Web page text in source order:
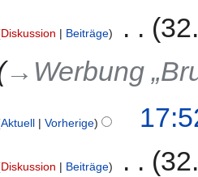
Diskussion Beiträge
→‎Werbung
Aktuell Vorherige
Diskussion Beiträge